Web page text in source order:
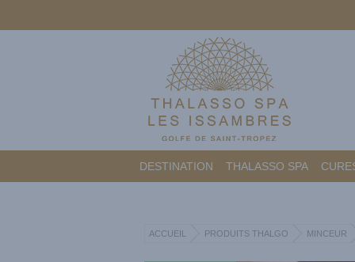
DESTINATION THALASSO SPA
ACCUEIL PRODUITS THALGO MINCEUR